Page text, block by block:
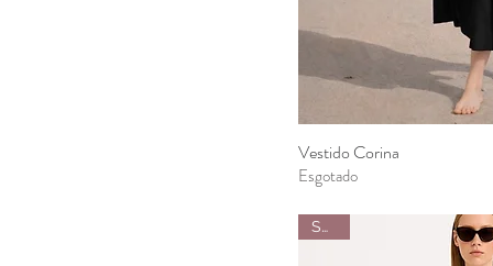
Vestido Corina
Esgotado
SALE